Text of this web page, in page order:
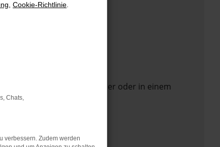
in einem anderen Browser oder in einem
Cookie-Richtlinie
Chats,
verbessern. Zudem werden